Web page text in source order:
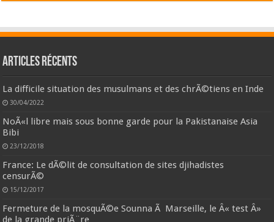
Articles récents
La difficile situation des musulmans et des chrÃ©tiens en Inde
30/04/2022
NoÃ«l libre mais sous bonne garde pour la Pakistanaise Asia
Bibi
23/12/2018
France: Le dÃ©lit de consultation de sites djihadistes
censurÃ©
15/12/2017
Fermeture de la mosquÃ©e Sounna Ã Marseille, le Â« test Â»